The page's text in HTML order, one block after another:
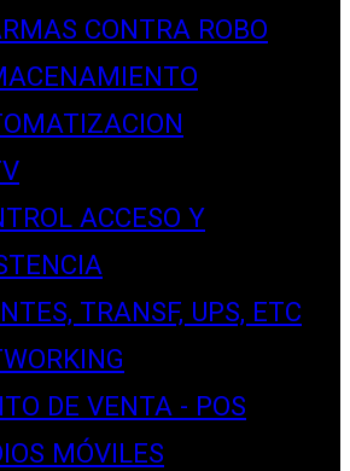
CONTRA ROBO
ACCESO Y
TRANSF, UPS, ETC
DE VENTA - POS
MÓVILES